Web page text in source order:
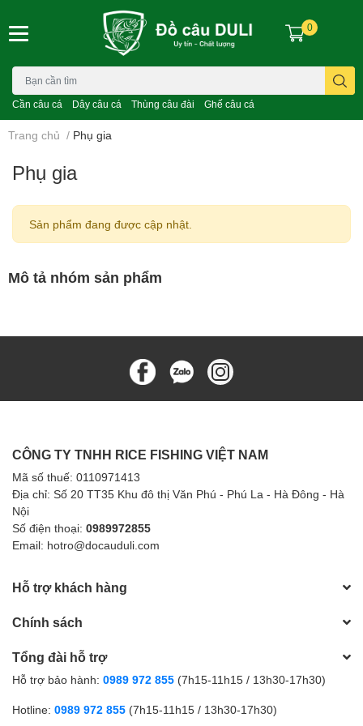
Cần câu cá Dây câu cá Thùng câu đài Ghế câu cá
0
Trang chủ / Phụ gia
Phụ gia
Sản phẩm đang được cập nhật.
Mô tả nhóm sản phẩm
CÔNG TY TNHH RICE FISHING VIỆT NAM
Mã số thuế: 0110971413
Địa chỉ: Số 20 TT35 Khu đô thị Văn Phú - Phú La - Hà Đông - Hà
Nội
Số điện thoại: 0989972855
Email: hotro@docauduli.com
Hỗ trợ khách hàng
Chính sách
Tổng đài hỗ trợ
Hỗ trợ bảo hành: 0989 972 855 (7h15-11h15 / 13h30-17h30)
Hotline: 0989 972 855 (7h15-11h15 / 13h30-17h30)